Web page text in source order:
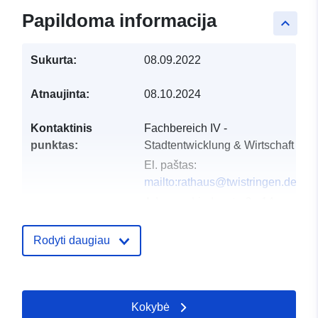
keyboard_arrow_up
Papildoma informacija
Sukurta: 08.09.2022
Atnaujinta: 08.10.2024
Kontaktinis
punktas:
Fachbereich IV -
Stadtentwicklung & Wirtschaft
El. paštas:
mailto:rathaus@twistringen.de
wirtschaft/stadtentwicklung-
bauen/bauleitpl...
Rodyti daugiau
Kokybė